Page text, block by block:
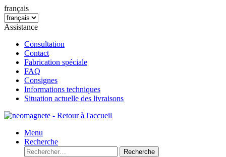
français
Assistance
Consultation
Contact
Fabrication spéciale
FAQ
Consignes
Informations techniques
Situation actuelle des livraisons
Menu
Recherche
Recherche